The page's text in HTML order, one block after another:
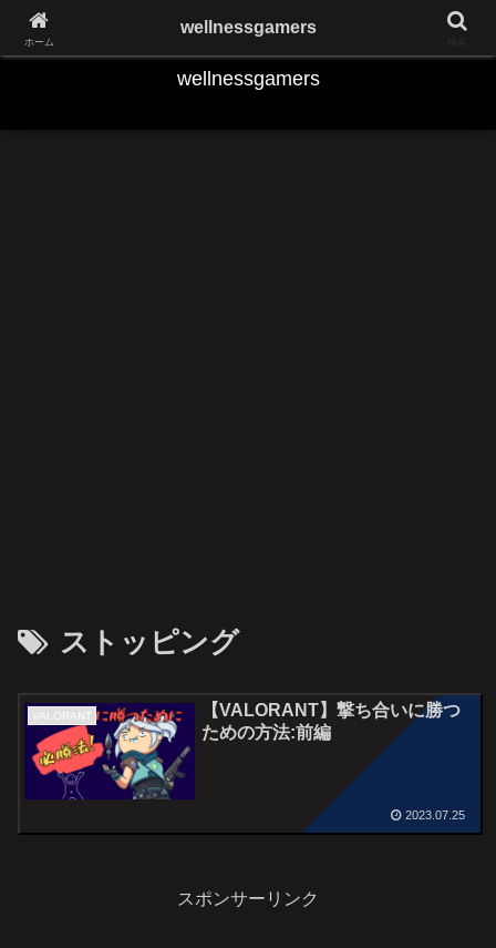
Play the Game,Keep Yourself Fit
wellnessgamers
ストッピング
VALORANT
【VALORANT】撃ち合いに勝つ
ための方法:前編
2023.07.25
スポンサーリンク
ホーム
wellnessgamers